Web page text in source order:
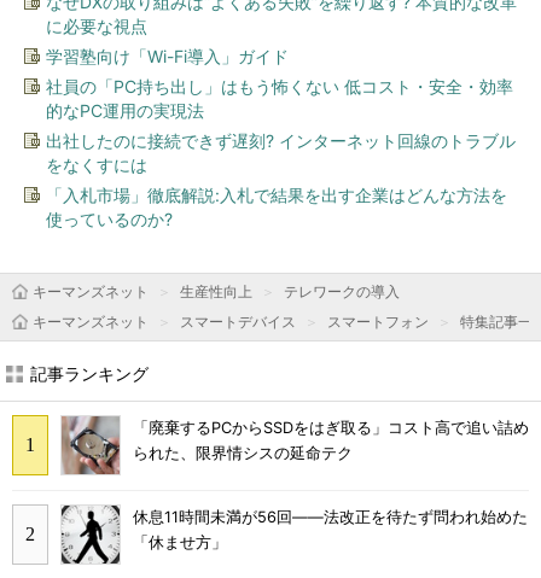
に必要な視点
学習塾向け「Wi-Fi導入」ガイド
社員の「PC持ち出し」はもう怖くない 低コスト・安全・効率
的なPC運用の実現法
出社したのに接続できず遅刻? インターネット回線のトラブル
をなくすには
「入札市場」徹底解説:入札で結果を出す企業はどんな方法を
使っているのか?
キーマンズネット 生産性向上
テレワークの導入
キーマンズネット
スマートデバイス スマートフォン 特集記事一
記事ランキング
「廃棄するPCからSSDをはぎ取る」コスト高で追い詰め
られた、限界情シスの延命テク
休息11時間未満が56回――法改正を待たず問われ始めた
「休ませ方」